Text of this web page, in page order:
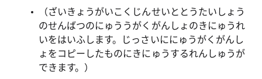
（ざいきょうがいこくじんせいととうたいしょう
のせんばつのにゅううがくがんしょのきにゅうれ
いをはいふします。じっさいににゅうがくがんし
ょをコピーしたものにきにゅうするれんしゅうが
できます。）